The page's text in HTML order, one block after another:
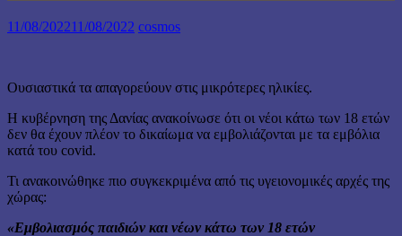
11/08/202211/08/2022 cosmos
Ουσιαστικά τα απαγορεύουν στις μικρότερες ηλικίες.
Η κυβέρνηση της Δανίας ανακοίνωσε ότι οι νέοι κάτω των 18 ετών
δεν θα έχουν πλέον το δικαίωμα να εμβολιάζονται με τα εμβόλια
κατά του covid.
Τι ανακοινώθηκε πιο συγκεκριμένα από τις υγειονομικές αρχές της
χώρας:
«Εμβολιασμός παιδιών και νέων κάτω των 18 ετών